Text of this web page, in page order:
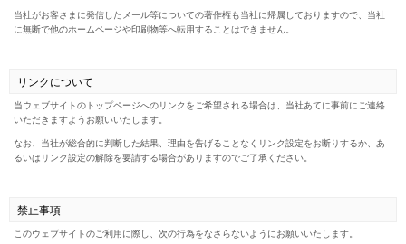
当社がお客さまに発信したメール等についての著作権も当社に帰属しておりますので、当社
に無断で他のホームページや印刷物等へ転用することはできません。
リンクについて
当ウェブサイトのトップページへのリンクをご希望される場合は、当社あてに事前にご連絡
いただきますようお願いいたします。
なお、当社が総合的に判断した結果、理由を告げることなくリンク設定をお断りするか、あ
るいはリンク設定の解除を要請する場合がありますのでご了承ください。
禁止事項
このウェブサイトのご利用に際し、次の行為をなさらないようにお願いいたします。